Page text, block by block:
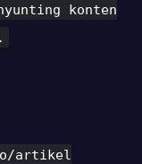
konten
artikel